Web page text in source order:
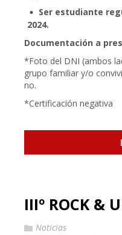
Ser estudiante
2024.
Documentación a
*Foto del DNI (ambos
grupo familiar y/o
no.
*Certificación negativa
IIIº ROCK &
Noticias